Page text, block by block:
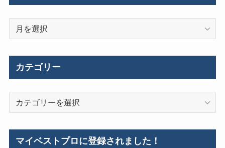
カテゴリー
マイベストプロに登録されました！